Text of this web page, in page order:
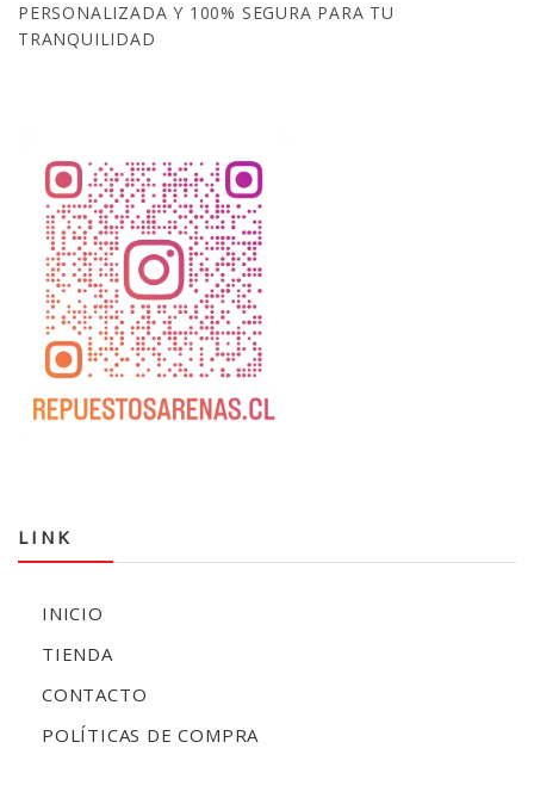
PERSONALIZADA Y 100% SEGURA PARA TU
TRANQUILIDAD
LINK
INICIO
TIENDA
CONTACTO
POLÍTICAS DE COMPRA